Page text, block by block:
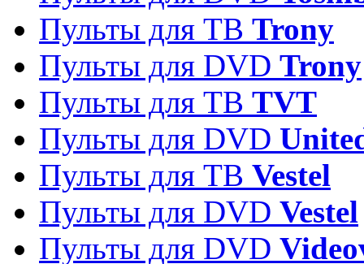
Пульты для ТВ Trony
Пульты для DVD Trony
Пульты для ТВ TVT
Пульты для DVD
Пульты для ТВ Vestel
Пульты для DVD Vestel
Пульты для DVD